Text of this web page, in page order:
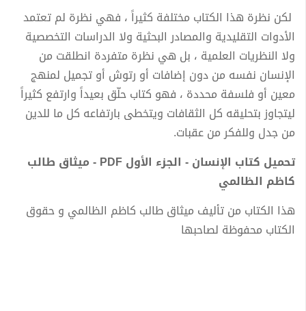
لكن نظرة هذا الكتاب مختلفة كثيراً ، فهي نظرة لم تعتمد
الأدوات التقليدية والمصادر البحثية ولا الدراسات التخصصية
ولا النظريات العلمية ، بل هي نظرة متفردة انطلقت من
الإنسان نفسه من دون إضافات أو رتوش أو تجميل لمنهج
معين أو فلسفة محددة ، فهو كتاب حلّق بعيداً وارتفع كثيراً
ليتجاوز بتحليقه كل الثقافات ويتخطى بارتفاعه كل ما للدين
من جدل وللفكر من عقبات.
تحميل كتاب الإنسان - الجزء الأول PDF - ميثاق طالب
كاظم الظالمي
هذا الكتاب من تأليف ميثاق طالب كاظم الظالمي و حقوق
الكتاب محفوظة لصاحبها